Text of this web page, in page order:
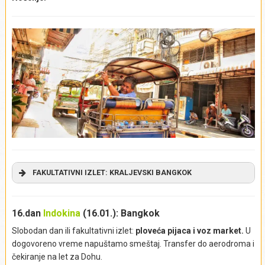
FAKULTATIVNI IZLET: KRALJEVSKI BANGKOK
tokom kojeg ćemo upoznati glavni grad Tajlanda, prestonicu
“Zemlje osmeha”. Izlet počinjemo krstarenjem kanalima
Bangkoka, vozimo se čamcima kraljevskom rekom Čao
Praja (Chao Praya) i otkrivamo čari ovog zanimljivog grada.
Upoznajemo se s načinom života stanovnika koji se odvija na
16.dan Indokina (16.01.): Bangkok
Slobodan dan ili fakultativni izlet: ploveća pijaca i voz market. U
dogovoreno vreme napuštamo smeštaj. Transfer do aerodroma i
čekiranje na let za Dohu.